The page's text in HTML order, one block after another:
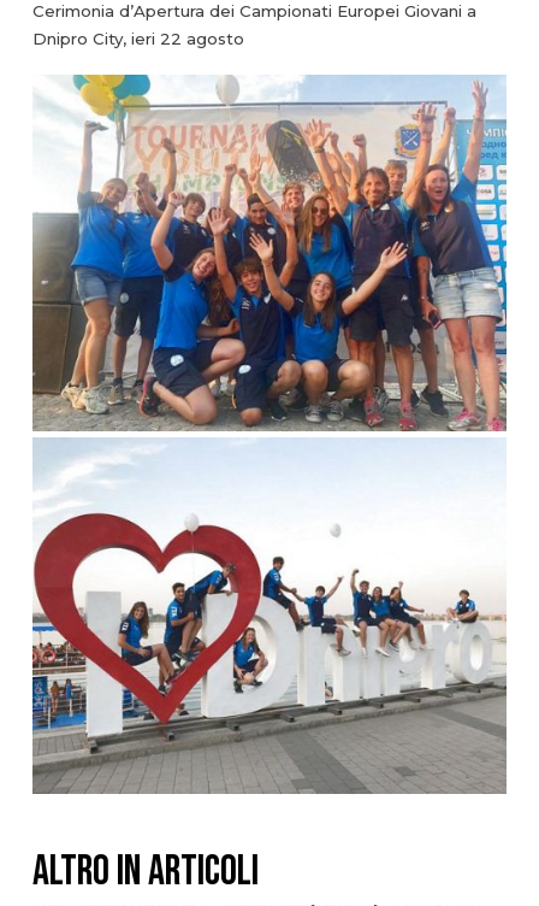
Cerimonia d’Apertura dei Campionati Europei Giovani a
Dnipro City, ieri 22 agosto
ALTRO IN ARTICOLI